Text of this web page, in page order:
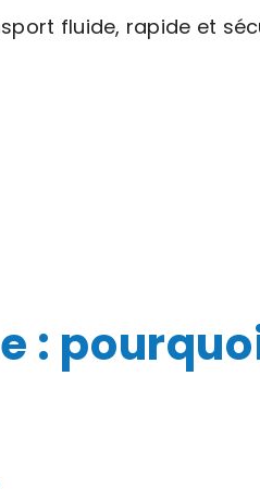
fluide, rapide et
: